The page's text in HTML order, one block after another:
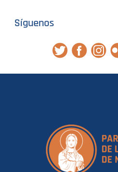
Síguenos